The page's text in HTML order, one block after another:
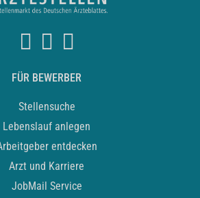
FÜR BEWERBER
Stellensuche
Lebenslauf anlegen
entdecken
Arzt und Karriere
JobMail Service